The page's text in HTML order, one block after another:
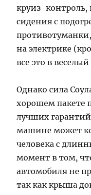
круиз-контроль,
сидения с
на электрике
все это в
Однако сила
хорошем пакете
лучших
машине может
человека с
момент в том,
автомобиля не
так как крыша